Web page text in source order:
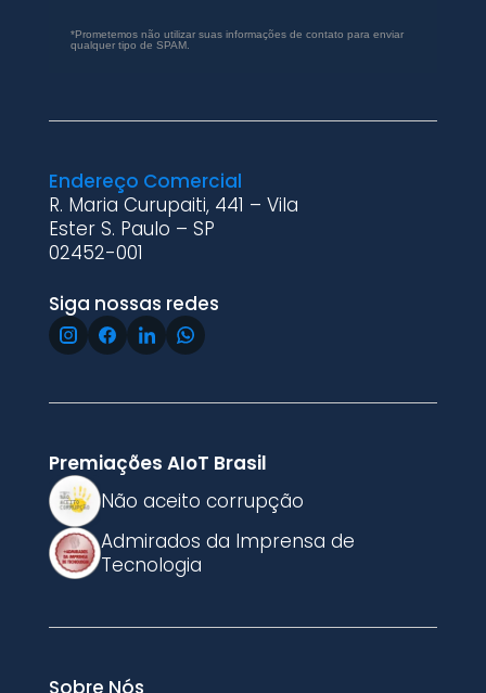
*Prometemos não utilizar suas informações de contato para enviar
qualquer tipo de SPAM.
Endereço Comercial
R. Maria Curupaiti, 441 – Vila
Ester S. Paulo – SP
02452-001
Siga nossas redes
Premiações AIoT Brasil
Não aceito corrupção
Admirados da Imprensa de
Tecnologia